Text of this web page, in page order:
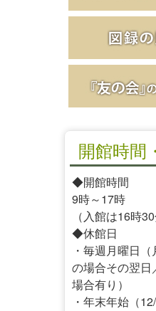
開館時間
◆開館時間
9時～17時
（入館は16時
◆休館日
・毎週月曜日
の場合その翌
場合有り）
・年末年始（